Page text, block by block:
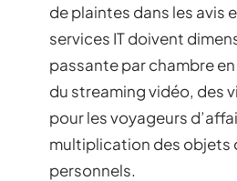
de plaintes dans les avis
services IT doivent
passante par chambre
du streaming vidéo, des
pour les voyageurs
multiplication des objets
personnels.